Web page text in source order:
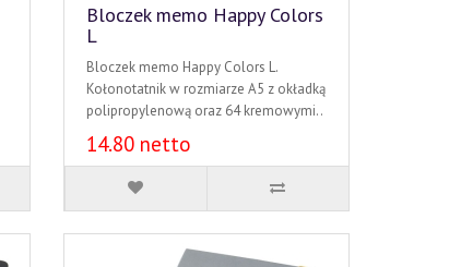
Bloczek memo Happy Colors
L
Bloczek memo Happy Colors L.
Kołonotatnik w rozmiarze A5 z okładką
polipropylenową oraz 64 kremowymi..
14.80 netto